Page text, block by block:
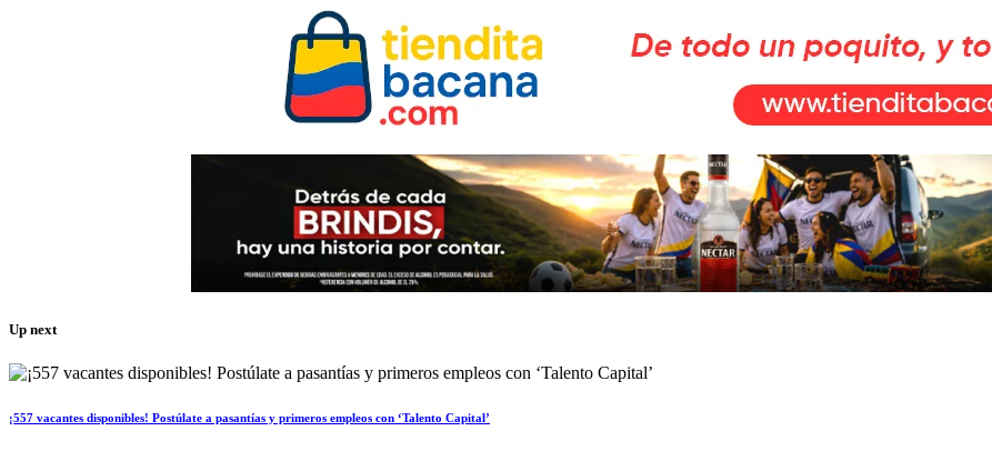
Up next
¡557 vacantes disponibles! Postúlate a pasantías y primeros empleos con ‘Talento Capital’